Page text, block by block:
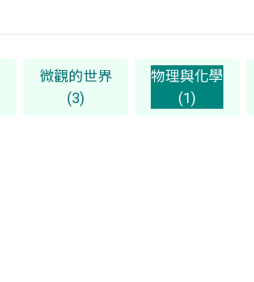
微觀的世界
(3)
物理與化學
(1)